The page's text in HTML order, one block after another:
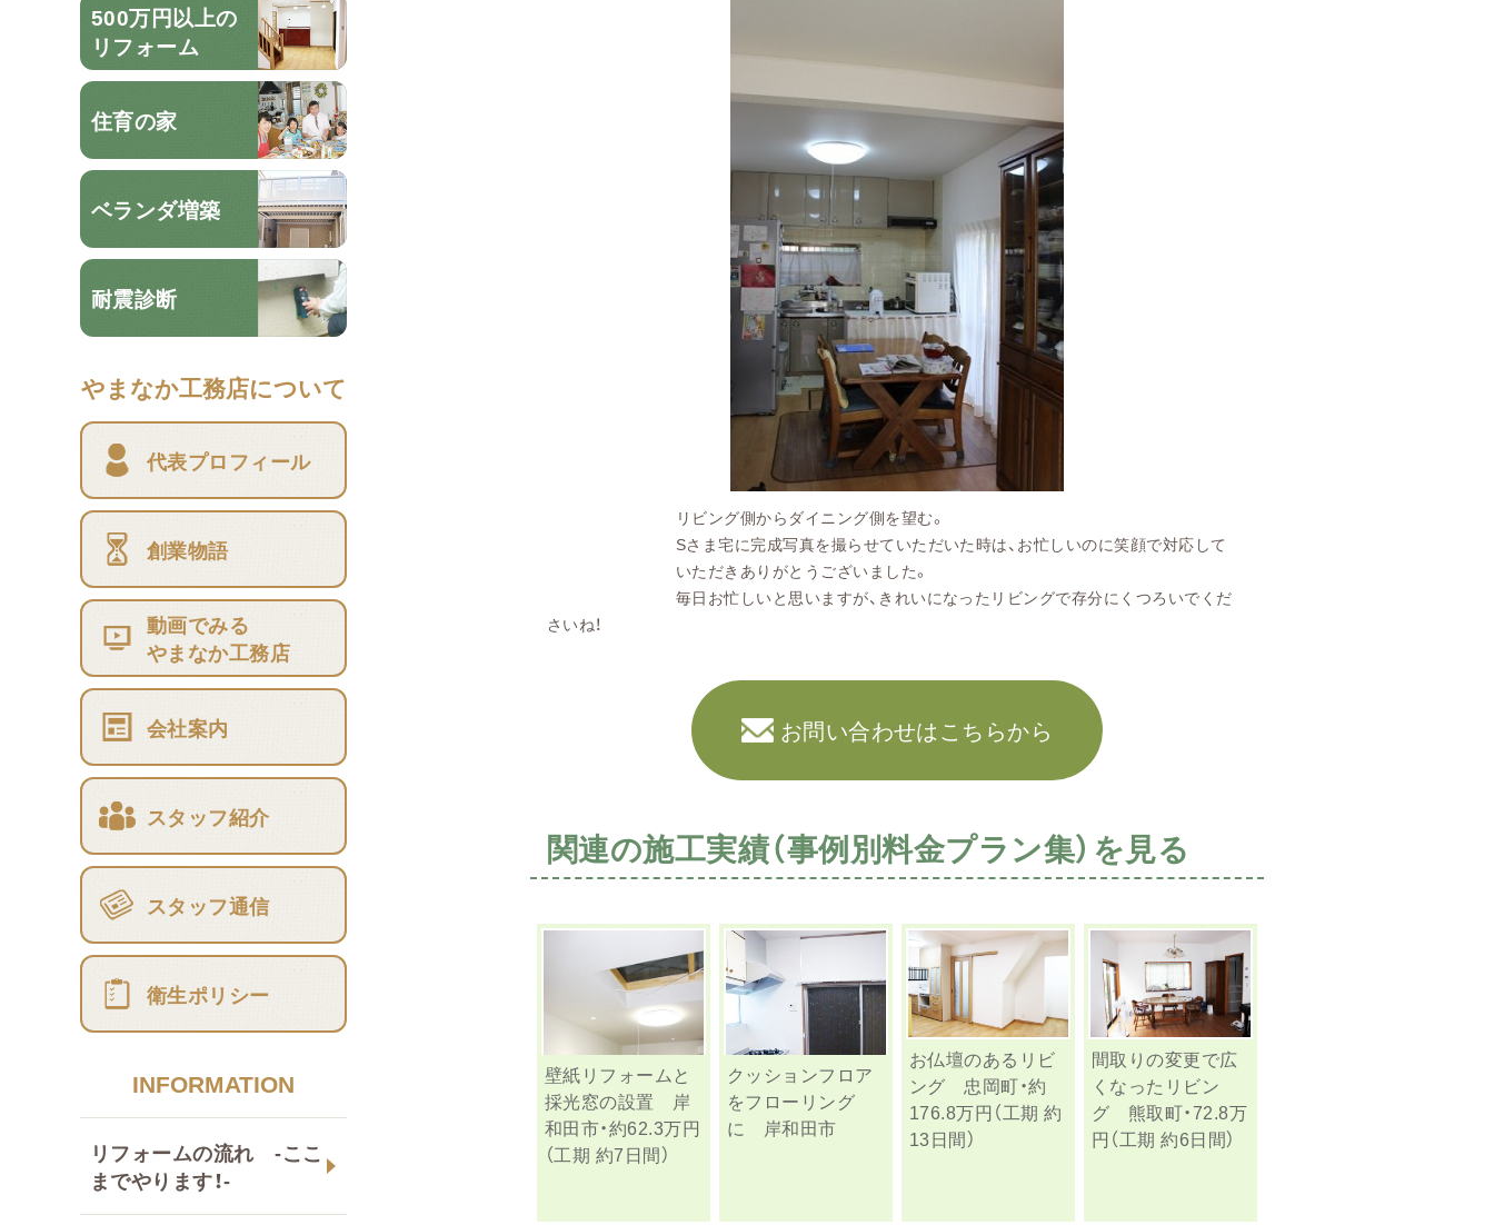
500万円以上の
リフォーム
住育の家
ベランダ増築
耐震診断
やまなか工務店について
代表プロフィール
創業物語
動画でみる
やまなか工務店
会社案内
スタッフ紹介
スタッフ通信
衛生ポリシー
INFORMATION
リフォームの流れ -ここ
までやります！-
リビング側からダイニング側を望む。
Sさま宅に完成写真を撮らせていただいた時は、お忙しいのに笑顔で対応して
いただきありがとうございました。
毎日お忙しいと思いますが、きれいになったリビングで存分にくつろいでくだ
さいね！
お問い合わせはこちらから
関連の施工実績（事例別料金プラン集）を見る
壁紙リフォームと
採光窓の設置 岸
和田市・約62.3万円
（工期 約7日間）
クッションフロア
をフローリング
に 岸和田市
お仏壇のあるリビ
ング 忠岡町・約
176.8万円（工期 約
13日間）
間取りの変更で広
くなったリビン
グ 熊取町・72.8万
円（工期 約6日間）